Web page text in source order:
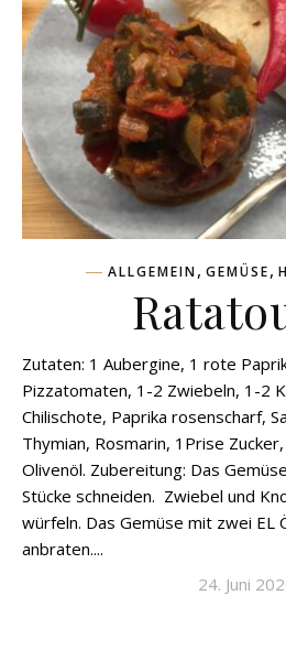
ALLGEMEIN, GEMÜSE,
Zutaten: 1 Aubergine, 1 rote
Pizzatomaten, 1-2 Zwiebeln, 1-2
Chilischote, Paprika rosenscharf,
Thymian, Rosmarin, 1Prise
Olivenöl. Zubereitung: Das
Stücke schneiden. Zwiebel und
würfeln. Das Gemüse mit zwei EL
anbraten....
24. Juni